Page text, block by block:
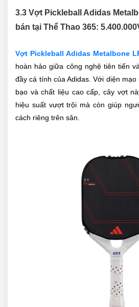
3.3 Vợt Pickleball Adidas
bán tại Thể Thao 365: 5.400.000
Vợt Pickleball Adidas Metalbone
hoàn hảo giữa công nghệ tiên tiến
đầy cá tính của Adidas. Với diện
bạo và chất liệu cao cấp, cây vợt
hiệu suất vượt trội mà còn giúp
cách riêng trên sân.